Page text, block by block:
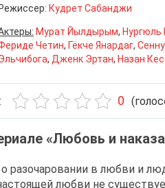
Режиссер: Кудрет Сабанджи
Мурат Йылдырым, Нургюль
Четин, Гёкче Янардаг,
, Дженк Эртан, Назан
0
«Любовь и
разочаровании в любви и
любви не